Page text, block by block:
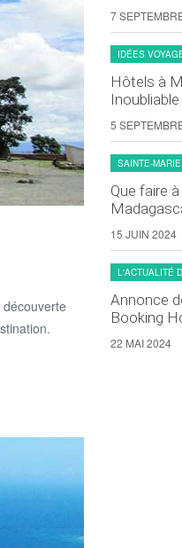
7
IDÉES
Hôtels à
5
SAINTE-MARIE
Que faire
15 JUIN 2024
L'ACTUALITÉ
Annonce
Booking
22 MAI 2024